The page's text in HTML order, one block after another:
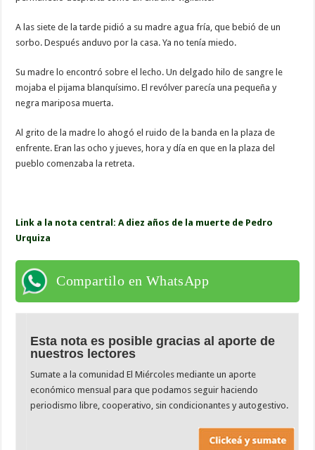
A las siete de la tarde pidió a su madre agua fría, que bebió de un
sorbo. Después anduvo por la casa. Ya no tenía miedo.
Su madre lo encontró sobre el lecho. Un delgado hilo de sangre le
mojaba el pijama blanquísimo. El revólver parecía una pequeña y
negra mariposa muerta.
Al grito de la madre lo ahogó el ruido de la banda en la plaza de
enfrente. Eran las ocho y jueves, hora y día en que en la plaza del
pueblo comenzaba la retreta.
Link a la nota central: A diez años de la muerte de Pedro
Urquiza
Compartilo en WhatsApp
Esta nota es posible gracias al aporte de
nuestros lectores
Sumate a la comunidad El Miércoles mediante un aporte
económico mensual para que podamos seguir haciendo
periodismo libre, cooperativo, sin condicionantes y autogestivo.